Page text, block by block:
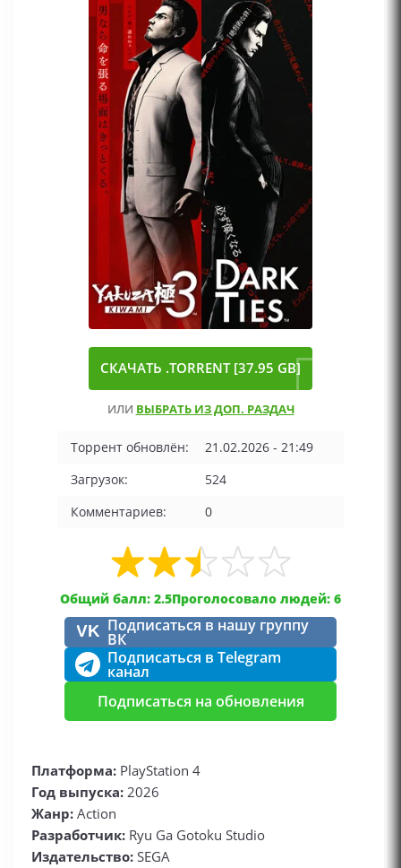
СКАЧАТЬ .TORRENT [37.95 GB]
ИЛИ ВЫБРАТЬ ИЗ ДОП. РАЗДАЧ
Торрент обновлён:
21.02.2026 - 21:49
Загрузок:
524
Комментариев:
0
Общий балл: 2.5Проголосовало людей: 6
VK Подписаться в нашу группу
ВК
Подписаться в Telegram
канал
Подписаться на обновления
Платформа: PlayStation 4
Год выпуска: 2026
Жанр: Action
Разработчик: Ryu Ga Gotoku Studio
Издательство: SEGA